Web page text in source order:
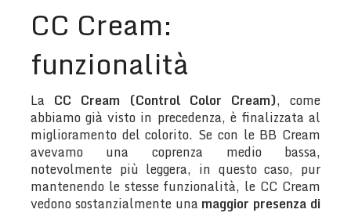
CC Cream:
funzionalità
La CC Cream (Control Color Cream), come
abbiamo già visto in precedenza, è finalizzata al
miglioramento del colorito. Se con le BB Cream
avevamo una coprenza medio bassa,
notevolmente più leggera, in questo caso, pur
mantenendo le stesse funzionalità, le CC Cream
vedono sostanzialmente una maggior presenza di